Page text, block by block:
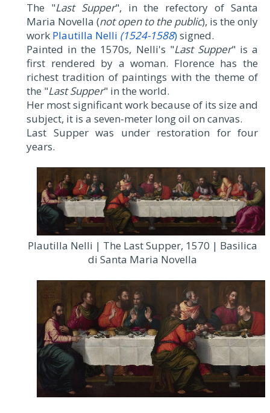
The "Last Supper", in the refectory of Santa
Maria Novella (not open to the public), is the only
work Plautilla Nelli (1524-1588)signed.
Painted in the 1570s, Nelli's "Last Supper" is a
first rendered by a woman. Florence has the
richest tradition of paintings with the theme of
the "Last Supper" in the world.
Her most significant work because of its size and
subject, it is a seven-meter long oil on canvas.
Last Supper was under restoration for four
years.
Plautilla Nelli | The Last Supper, 1570 | Basilica
di Santa Maria Novella